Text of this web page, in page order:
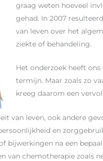
graag weten hoeveel
gehad. In 2007
van leven over het
ziekte of behandeling.
Het onderzoek heeft
termijn. Maar zoals zo
kreeg daarom een
van leven, ook andere
en
bijwerkingen na een
van chemotherapie zoals